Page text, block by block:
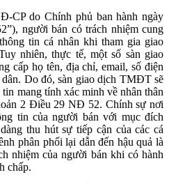
CP do Chính phủ ban hành ngày
người bán có trách nhiệm cung
tin cá nhân khi tham gia giao
nhiên, thực tế, một số sàn giao
cấp họ tên, địa chỉ, email, số điện
Do đó, sàn giao dịch TMĐT sẽ
mang tính xác minh về nhân thân
2 Điều 29 NĐ 52. Chính sự nơi
tin của người bán với mục đích
thu hút sự tiếp cận của các cá
phân phối lại dẫn đến hậu quả là
nhiệm của người bán khi có hành
chấp.